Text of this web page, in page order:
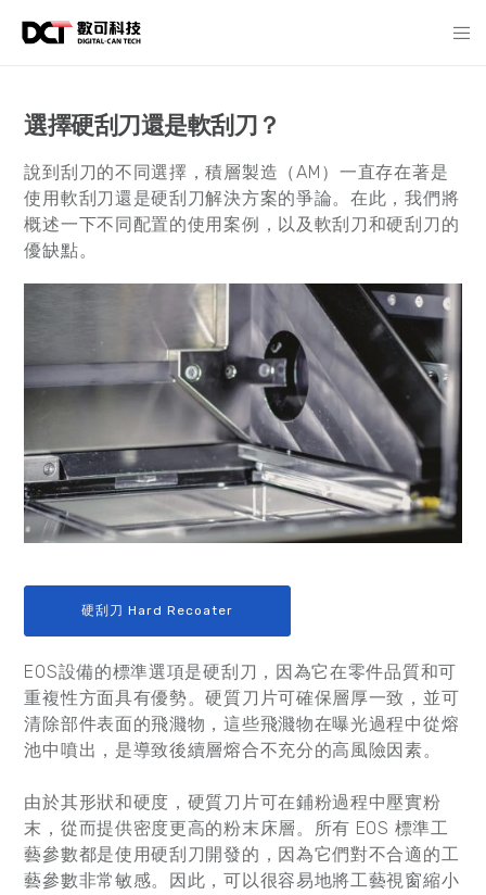
選擇硬刮刀還是軟刮刀？
說到刮刀的不同選擇，積層製造（AM）一直存在著是
使用軟刮刀還是硬刮刀解決方案的爭論。在此，我們將
概述一下不同配置的使用案例，以及軟刮刀和硬刮刀的
優缺點。
硬刮刀 Hard Recoater
EOS設備的標準選項是硬刮刀，因為它在零件品質和可
重複性方面具有優勢。硬質刀片可確保層厚一致，並可
清除部件表面的飛濺物，這些飛濺物在曝光過程中從熔
池中噴出，是導致後續層熔合不充分的高風險因素。
由於其形狀和硬度，硬質刀片可在鋪粉過程中壓實粉
末，從而提供密度更高的粉末床層。所有 EOS 標準工
藝參數都是使用硬刮刀開發的，因為它們對不合適的工
藝參數非常敏感。因此，可以很容易地將工藝視窗縮小